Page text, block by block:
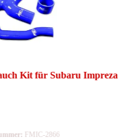
Kit für Subaru Impreza
FMIC-2866